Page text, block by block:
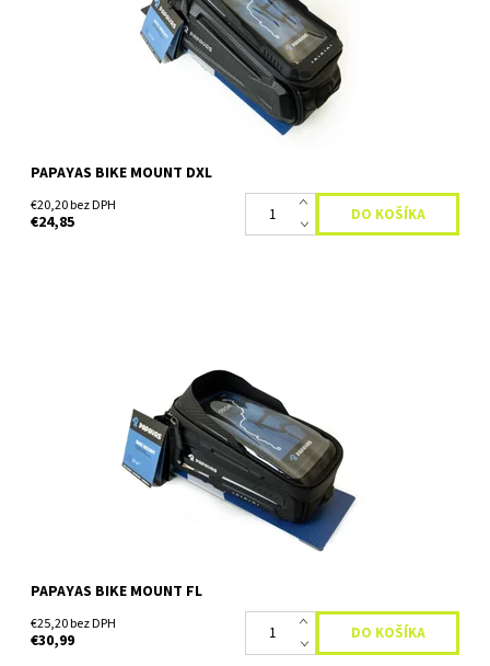
Skladom
PAPAYAS BIKE MOUNT DXL
€20,20 bez DPH
€24,85
Taška na bicykel značky Papayas. Praktická taška na každý
bicykel bola vyrobená z odolného polykarbonátu, ktorého silnou
stránou je jeho vodeodolnosť. Ochráni tak...
Skladom
PAPAYAS BIKE MOUNT FL
€25,20 bez DPH
€30,99